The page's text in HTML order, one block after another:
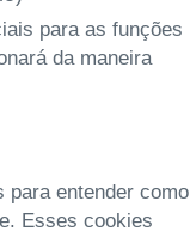
para as funções
da maneira
entender como
Esses cookies